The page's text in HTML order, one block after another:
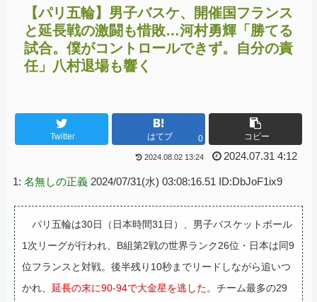
【パリ五輪】男子バスケ、開催国フランス
と延長戦の激闘も惜敗…河村勇輝「勝てる
試合。僕がコントロールできず。自分の責
任」八村退場も響く
Twitter はてブ 0 コピー
2024.08.02 13:24 2024.07.31 4:12
1: 名無しの正義 2024/07/31(水) 03:08:16.51 ID:DbJoF1ix9
パリ五輪は30日（日本時間31日）、男子バスケットボール
1次リーグが行われ、B組第2戦の世界ランク26位・日本は同9
位フランスと対戦。後半残り10秒までリードしながら追いつ
かれ、 延長の末に90-94で大金星を逃した。チーム最多の29